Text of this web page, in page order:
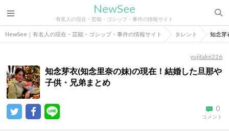
NewSee
有名人の現在・芸能・ゴシップ・事件の情報サイト
NewSee｜有名人の現在・芸能・ゴシップ・事件の情報サイト タレント 知念芽
yujitake226
知念芽衣(知念里奈の妹)の現在！結婚した旦那や
子供・兄弟まとめ
0
コメント